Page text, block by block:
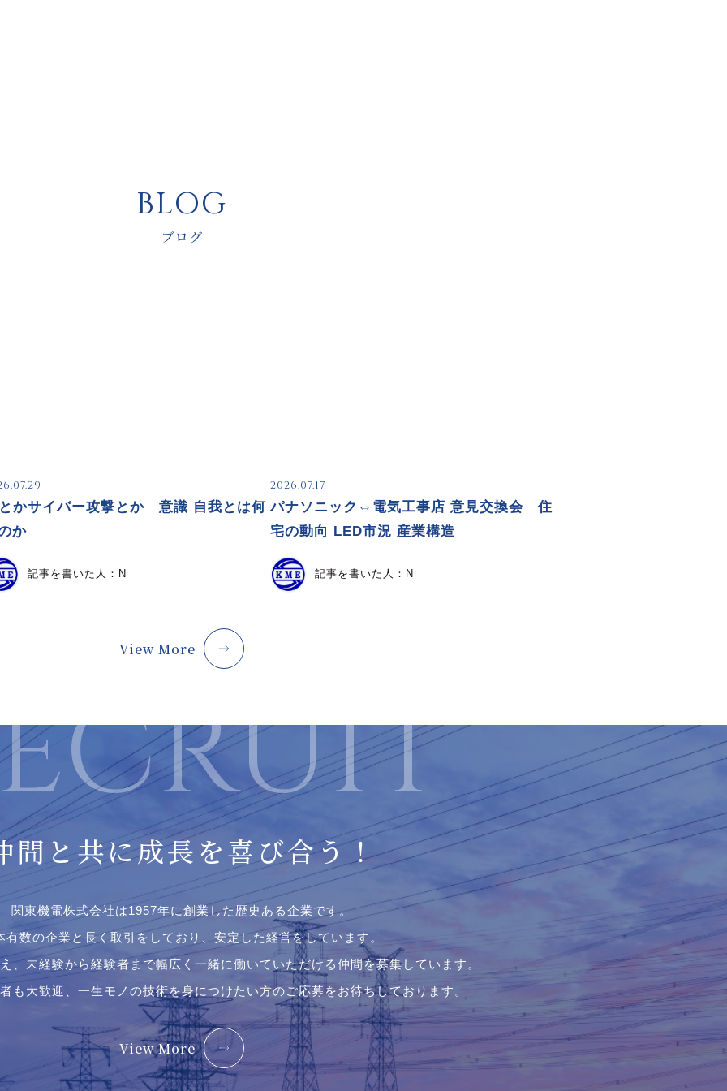
BLOG
ブログ
かサイバー攻撃とか 意識 自我とは何
か
記事を書いた人： N
2026.07.17
パナソニック⇔電気工事店 意見交換会 住
宅の動向 LED市況 産業構造
記事を書いた人： N
View More
間と共に成長を喜び合う！
関東機電株式会社は1957年に創業した歴史ある企業です。
有数の企業と⻑く取引をしており、安定した経営をしています。
、未経験から経験者まで幅広く一緒に働いていただける仲間を募集しています。
も大歓迎、一生モノの技術を身につけたい方のご応募をお待ちしております。
View More